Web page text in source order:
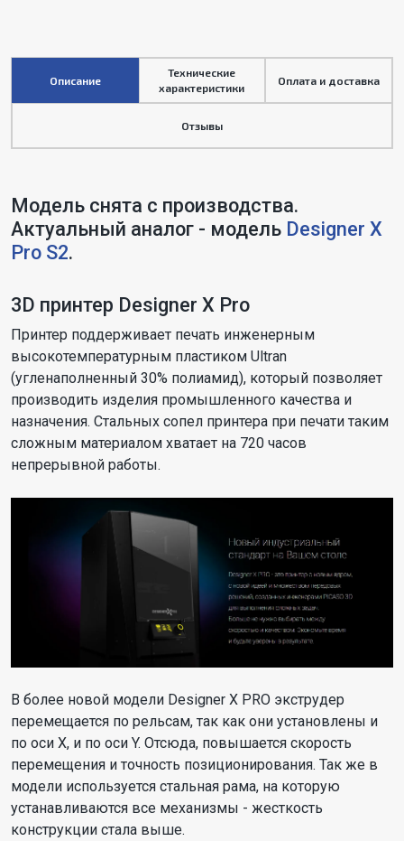
Описание
Технические
характеристики
Оплата и доставка
Отзывы
Модель снята с производства.
Актуальный аналог - модель Designer X
Pro S2.
3D принтер Designer X Pro
Принтер поддерживает печать инженерным
высокотемпературным пластиком Ultran
(угленаполненный 30% полиамид), который позволяет
производить изделия промышленного качества и
назначения. Стальных сопел принтера при печати таким
сложным материалом хватает на 720 часов
непрерывной работы.
В более новой модели Designer X PRO экструдер
перемещается по рельсам, так как они установлены и
по оси X, и по оси Y. Отсюда, повышается скорость
перемещения и точность позиционирования. Так же в
модели используется стальная рама, на которую
устанавливаются все механизмы - жесткость
конструкции стала выше.